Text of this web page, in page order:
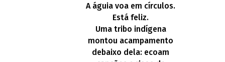
A águia voa em círculos.
Está feliz.
Uma tribo indígena
montou acampamento
debaixo dela: ecoam